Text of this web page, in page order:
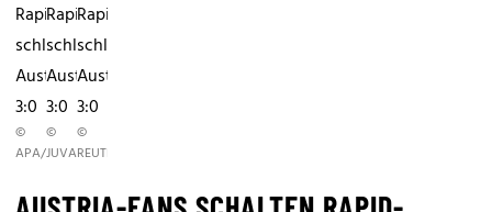
Rapid
schlägt
Austria
3:0
©
APA/NEUBAUER
Rapid
schlägt
Austria
3:0
©
JUVAN
Rapid
schlägt
Austria
3:0
©
REUTERS